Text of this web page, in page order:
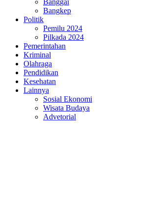
Banggai
Bangkep
Politik
Pemilu 2024
Pilkada 2024
Pemerintahan
Kriminal
Olahraga
Pendidikan
Kesehatan
Lainnya
Sosial Ekonomi
Wisata Budaya
Advetorial